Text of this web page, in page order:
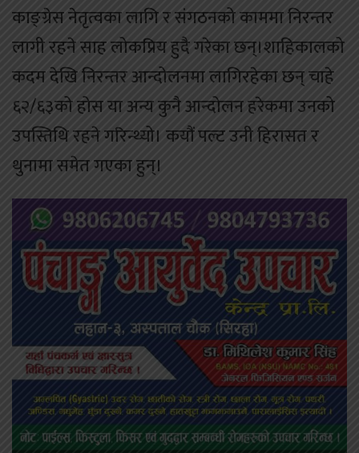
काङ्ग्रेस नेतृत्वका लागि र संगठनको काममा निरन्तर
लागी रहने साह लोकप्रिय हुदै गरेका छन्।शाहिकालको
कदम देखि निरन्तर आन्दोलनमा लागिरहेका छन् चाहे
६२/६३को होस या अन्य कुनै आन्दोलन हरेकमा उनको
उपस्तिथि रहने गरिन्थ्यो। कयौं पल्ट उनी हिरासत र
थुनामा समेत गएका हुन्।